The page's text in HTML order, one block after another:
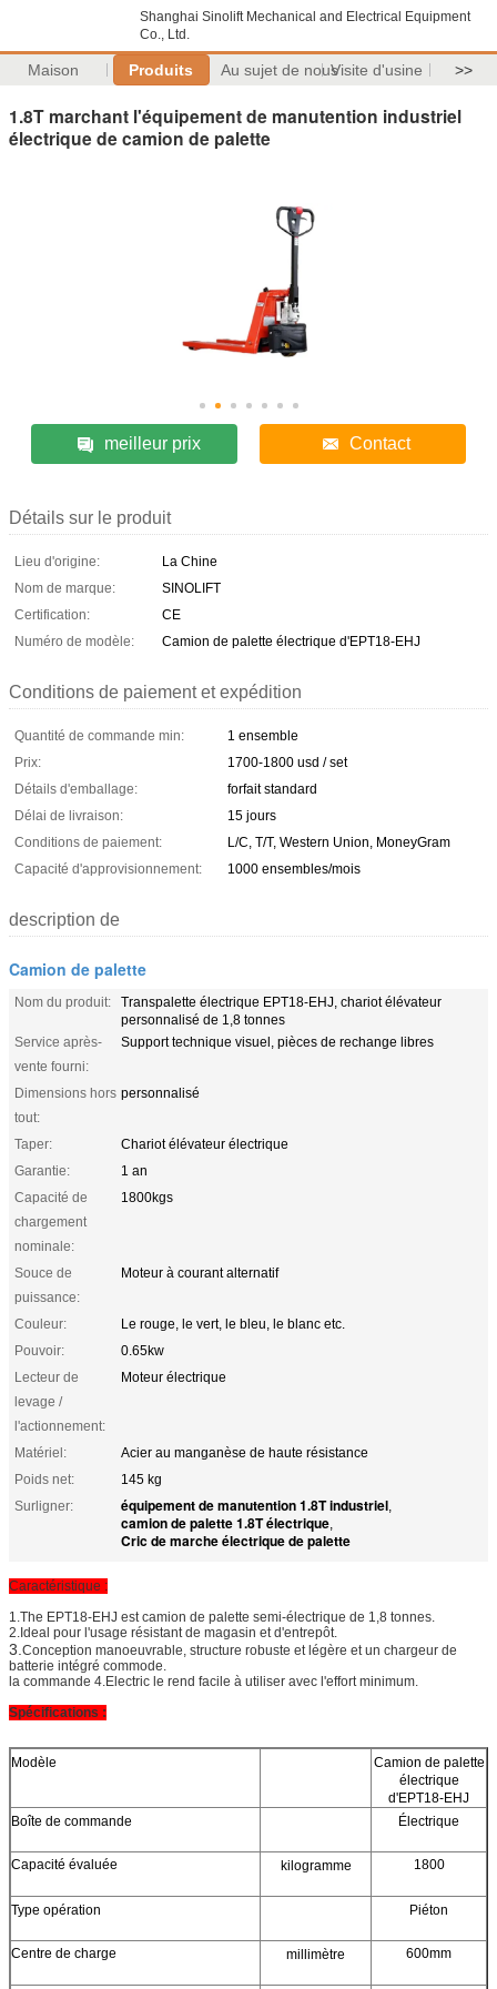
Shanghai Sinolift Mechanical and Electrical Equipment
Co., Ltd.
Maison Produits Au sujet de nousVisite d'usine >>
1.8T marchant l'équipement de manutention industriel
électrique de camion de palette
meilleur prix Contact
Détails sur le produit
Lieu d'origine:
La Chine
Nom de marque:
SINOLIFT
Certification:
CE
Numéro de modèle:
Camion de palette électrique d'EPT18-EHJ
Conditions de paiement et expédition
Quantité de commande min:
1 ensemble
Prix:
1700-1800 usd / set
Détails d'emballage:
forfait standard
Délai de livraison:
15 jours
Conditions de paiement:
L/C, T/T, Western Union, MoneyGram
Capacité d'approvisionnement:
1000 ensembles/mois
description de
Camion de palette
Nom du produit:
Transpalette électrique EPT18-EHJ, chariot élévateur
personnalisé de 1,8 tonnes
Service après-
vente fourni:
Support technique visuel, pièces de rechange libres
Dimensions hors
tout:
personnalisé
Taper:
Chariot élévateur électrique
Garantie:
1 an
Capacité de
chargement
nominale:
1800kgs
Souce de
puissance:
Moteur à courant alternatif
Couleur:
Le rouge, le vert, le bleu, le blanc etc.
Pouvoir:
0.65kw
Lecteur de
levage /
l'actionnement:
Moteur électrique
Matériel:
Acier au manganèse de haute résistance
Poids net:
145 kg
Surligner:
équipement de manutention 1.8T industriel,
camion de palette 1.8T électrique,
Cric de marche électrique de palette
Caractéristique :
1.The EPT18-EHJ est camion de palette semi-électrique de 1,8 tonnes.
2.Ideal pour l'usage résistant de magasin et d'entrepôt.
3. Conception manoeuvrable, structure robuste et légère et un chargeur de
batterie intégré commode.
la commande 4.Electric le rend facile à utiliser avec l'effort minimum.
Spécifications :
Modèle
Camion de palette
électrique
d'EPT18-EHJ
Boîte de commande
Électrique
Capacité évaluée kilogramme 1800
Type opération Piéton
Centre de charge millimètre 600mm